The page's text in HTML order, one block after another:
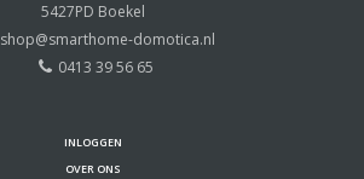
5427PD Boekel
shop@smarthome-domotica.nl
0413 39 56 65
INLOGGEN
OVER ONS